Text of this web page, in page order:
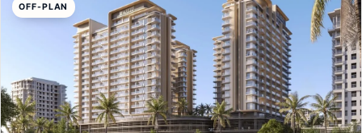
OFF-PLAN